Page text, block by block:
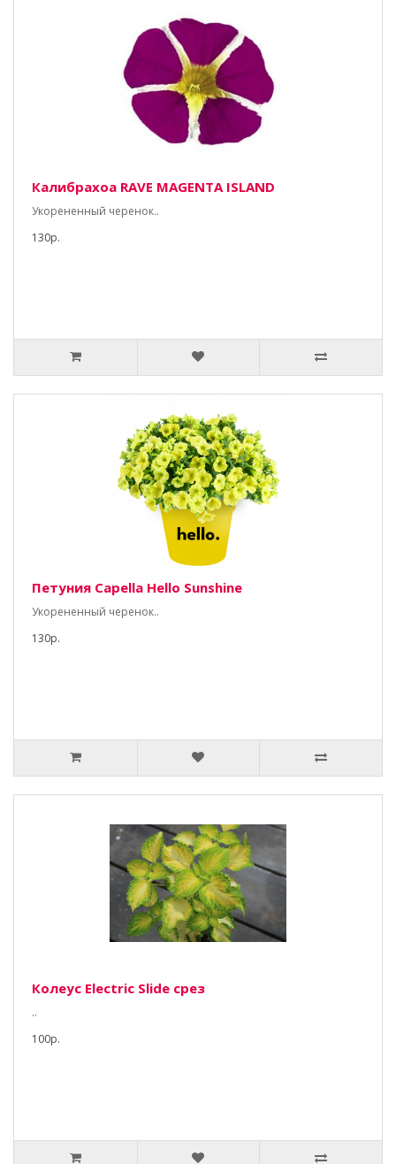
Калибрахоа RAVE MAGENTA ISLAND
Укорененный черенок..
130р.
Петуния Capella Hello Sunshine
Укорененный черенок..
130р.
Колеус Electric Slide срез
..
100р.